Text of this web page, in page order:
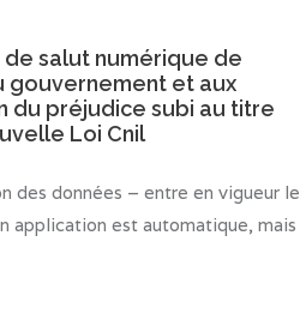
de salut numérique de
gouvernement et aux
du préjudice subi au titre
Loi Cnil
des données – entre en vigueur le
application est automatique, mais